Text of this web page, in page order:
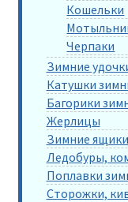
Кошельки
Черпаки
Зимние
Катушки
Багорики
Жерлицы
Зимние ящики
Ледобуры,
Поплавки
Сторожки,